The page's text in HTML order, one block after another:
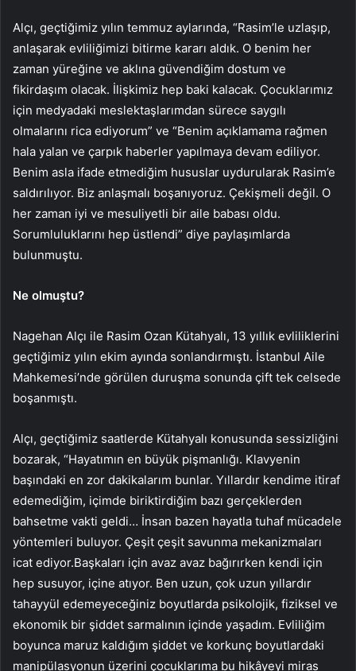
Alçı, geçtiğimiz yılın temmuz aylarında, “Rasim’le uzlaşıp,
anlaşarak evliliğimizi bitirme kararı aldık. O benim her
zaman yüreğine ve aklına güvendiğim dostum ve
fikirdaşım olacak. İlişkimiz hep baki kalacak. Çocuklarımız
için medyadaki meslektaşlarımdan sürece saygılı
olmalarını rica ediyorum” ve “Benim açıklamama rağmen
hala yalan ve çarpık haberler yapılmaya devam ediliyor.
Benim asla ifade etmediğim hususlar uydurularak Rasim’e
saldırılıyor. Biz anlaşmalı boşanıyoruz. Çekişmeli değil. O
her zaman iyi ve mesuliyetli bir aile babası oldu.
Sorumluluklarını hep üstlendi” diye paylaşımlarda
bulunmuştu.
Ne olmuştu?
Nagehan Alçı ile Rasim Ozan Kütahyalı, 13 yıllık evliliklerini
geçtiğimiz yılın ekim ayında sonlandırmıştı. İstanbul Aile
Mahkemesi’nde görülen duruşma sonunda çift tek celsede
boşanmıştı.
Alçı, geçtiğimiz saatlerde Kütahyalı konusunda sessizliğini
bozarak, “Hayatımın en büyük pişmanlığı. Klavyenin
başındaki en zor dakikalarım bunlar. Yıllardır kendime itiraf
edemediğim, içimde biriktirdiğim bazı gerçeklerden
bahsetme vakti geldi… İnsan bazen hayatla tuhaf mücadele
yöntemleri buluyor. Çeşit çeşit savunma mekanizmaları
icat ediyor.Başkaları için avaz avaz bağırırken kendi için
hep susuyor, içine atıyor. Ben uzun, çok uzun yıllardır
tahayyül edemeyeceğiniz boyutlarda psikolojik, fiziksel ve
ekonomik bir şiddet sarmalının içinde yaşadım. Evliliğim
boyunca maruz kaldığım şiddet ve korkunç boyutlardaki
manipülasyonun üzerini çocuklarıma bu hikâyeyi miras